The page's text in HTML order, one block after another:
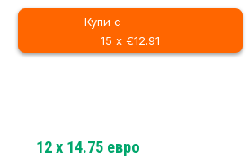
Купи с
15 x €12.91
12x 14.75евро